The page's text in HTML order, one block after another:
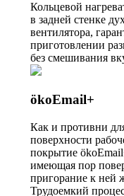
Кольцевой
в задней стенке
вентилятора,
приготовлении
без смешивания
ökoEmail+
Как и противни
поверхности
покрытие
имеющая пор
пригорание к ней
Трудоемкий